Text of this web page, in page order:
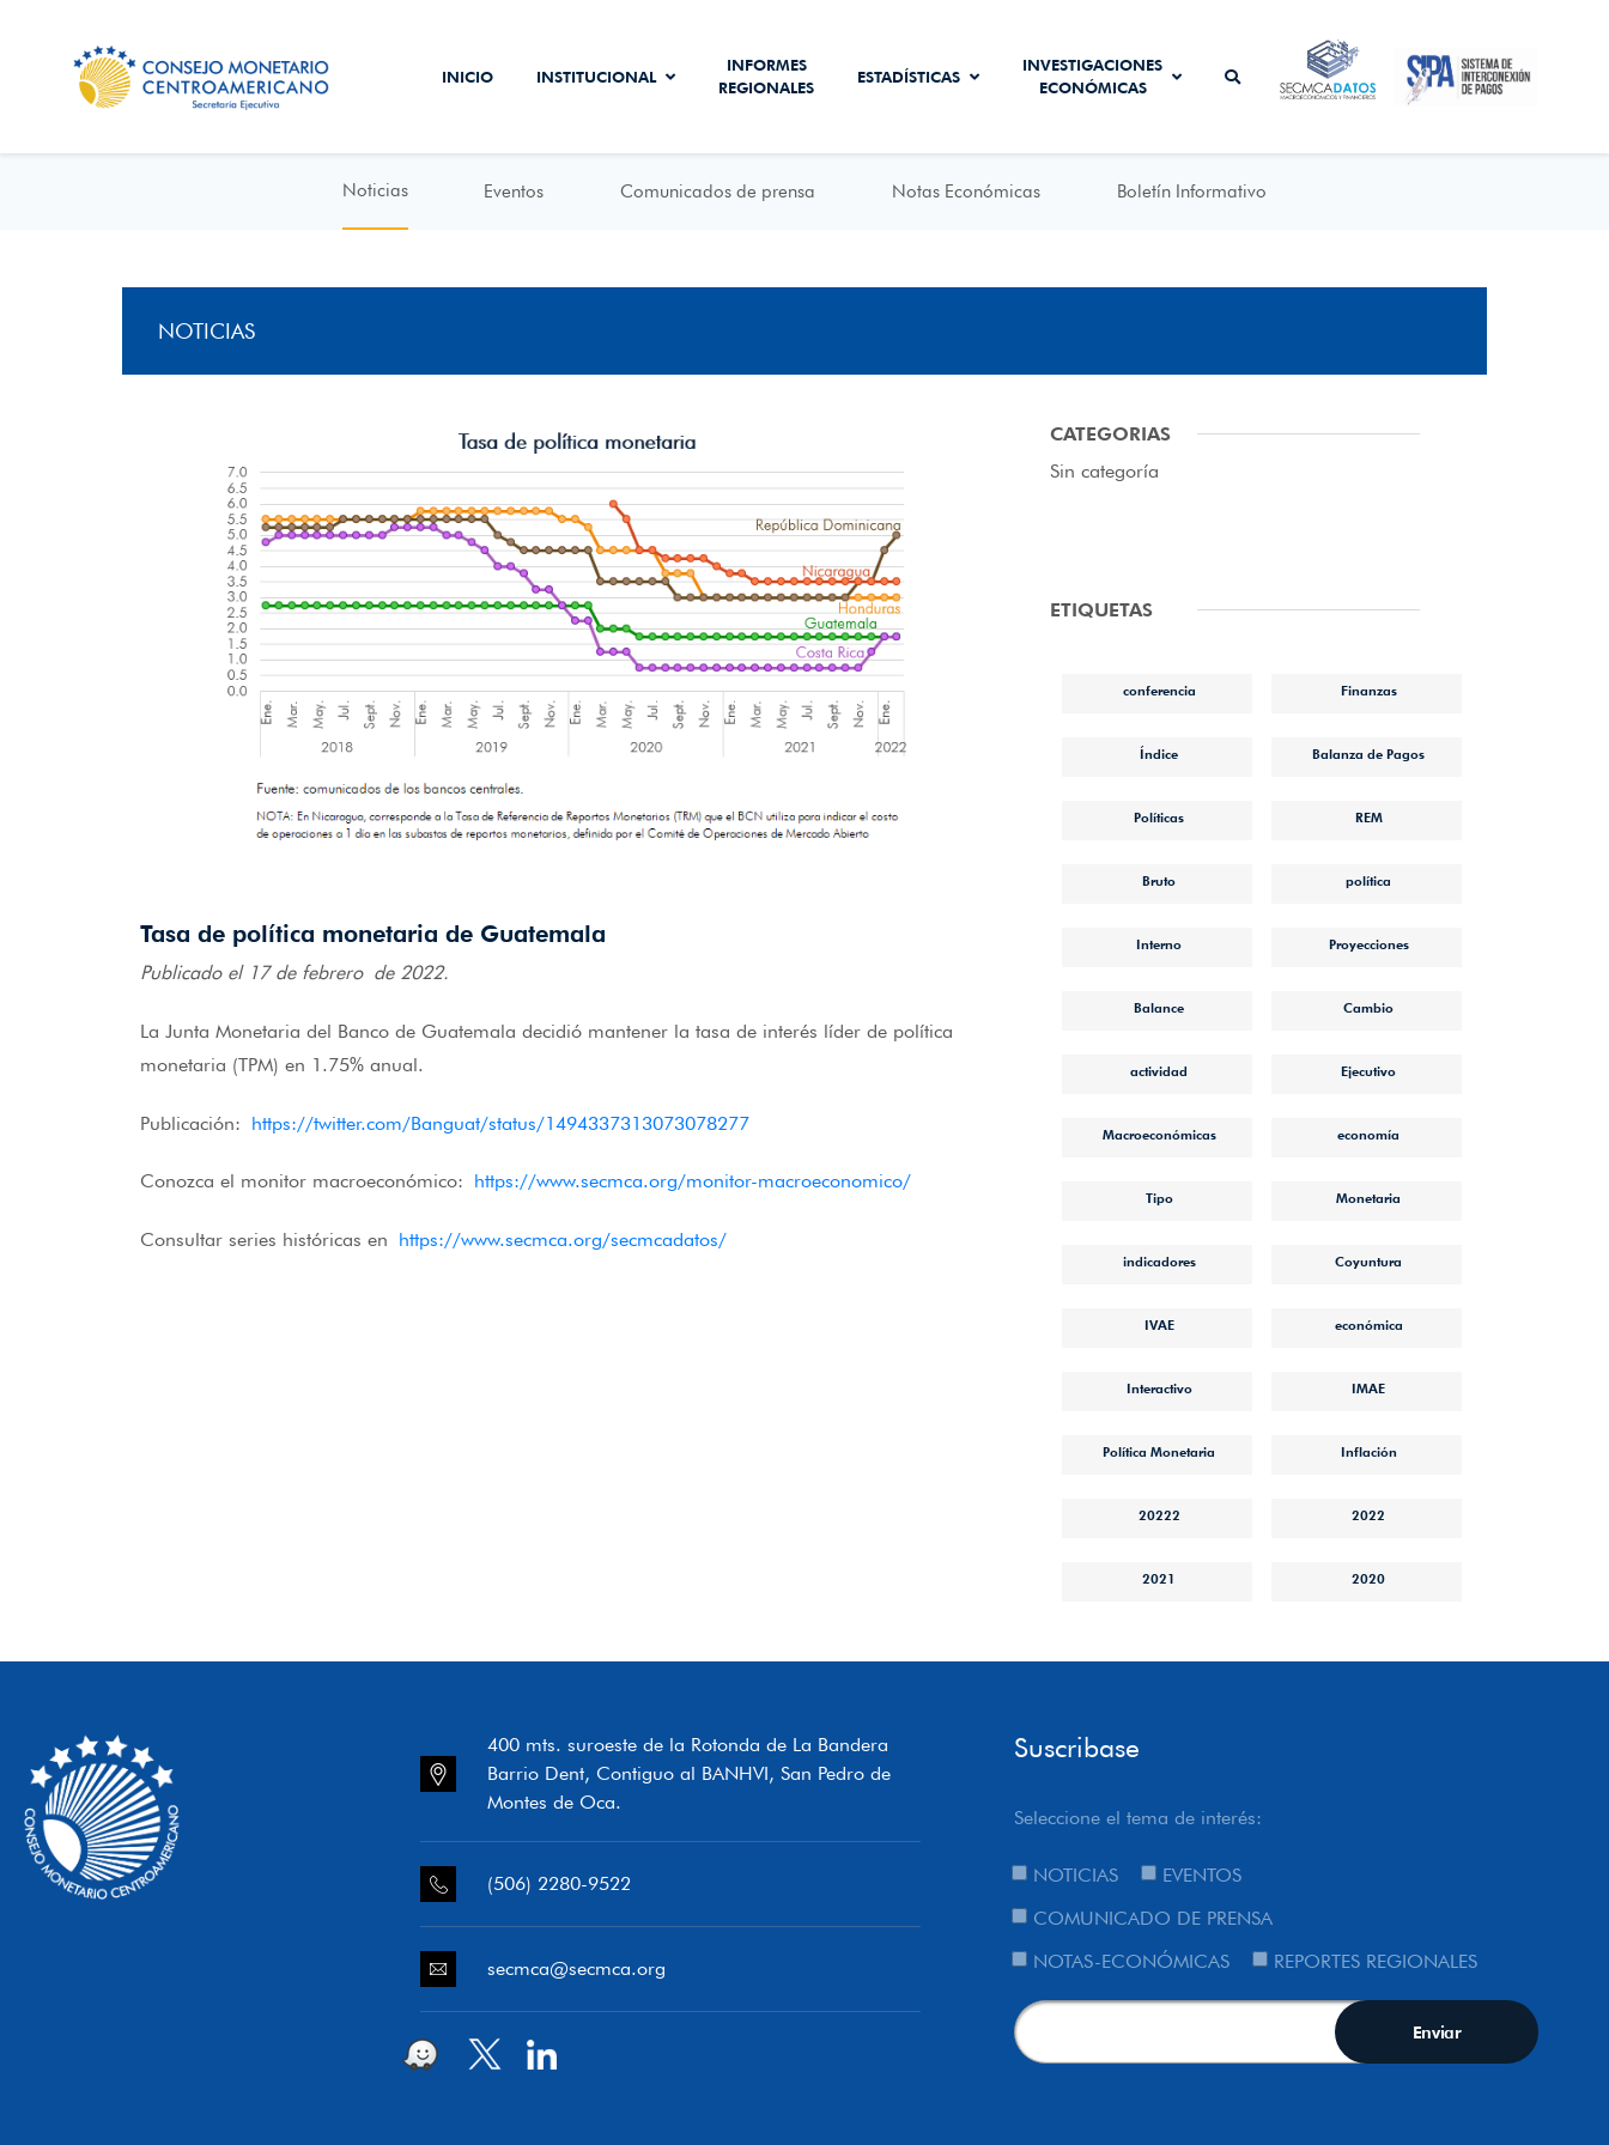
INICIO INSTITUCIONAL
INFORMES
REGIONALES
ESTADÍSTICAS
INVESTIGACIONES
ECONÓMICAS
SECMCA
DATOS
SISTEMA DE
INTERCONEXIÓN
DE PAGOS
Noticias Eventos Comunicados de prensa Notas Económicas Boletín Informativo
NOTICIAS
Tasa de política monetaria de Guatemala
Publicado el 17 de febrero de 2022.
La Junta Monetaria del Banco de Guatemala decidió mantener la tasa de interés líder de política
monetaria (TPM) en 1.75% anual.
Publicación: https://twitter.com/Banguat/status/1494337313073078277
Conozca el monitor macroeconómico: https://www.secmca.org/monitor-macroeconomico/
Consultar series históricas en https://www.secmca.org/secmcadatos/
CATEGORIAS
Sin categoría
ETIQUETAS
conferencia Finanzas
Índice Balanza de Pagos
Políticas REM
Bruto política
Interno Proyecciones
Balance Cambio
actividad Ejecutivo
Macroeconómicas economía
Tipo Monetaria
indicadores Coyuntura
IVAE económica
Interactivo IMAE
Política Monetaria Inflación
20222 2022
2021 2020
400 mts. suroeste de la Rotonda de La Bandera
Barrio Dent, Contiguo al BANHVI, San Pedro de
Montes de Oca.
(506) 2280-9522
secmca@secmca.org
Suscribase
Seleccione el tema de interés:
NOTICIAS
EVENTOS
COMUNICADO DE PRENSA
NOTAS-ECONÓMICAS
REPORTES REGIONALES